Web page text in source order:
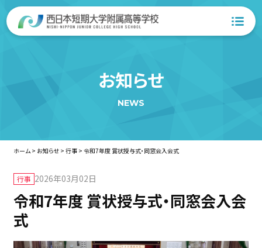
お知らせ
NEWS
ホーム> お知らせ> 行事> 令和7年度 賞状授与式・同窓会入会式
行事 2026年03月02日
令和7年度 賞状授与式・同窓会入会
式